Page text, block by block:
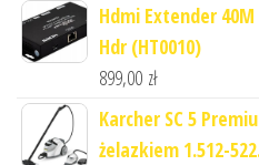
Hdmi Extender 40M
Hdr (HT0010)
899,00 zł
Karcher SC 5
żelazkiem 1.512-